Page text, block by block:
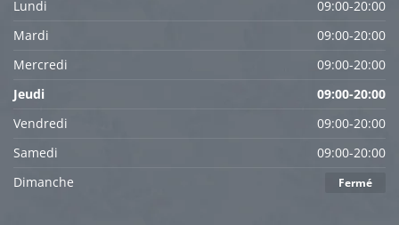
Lundi
09:00-20:00
Mardi
09:00-20:00
Mercredi
09:00-20:00
Jeudi
09:00-20:00
Vendredi
09:00-20:00
Samedi
09:00-20:00
Dimanche
Fermé